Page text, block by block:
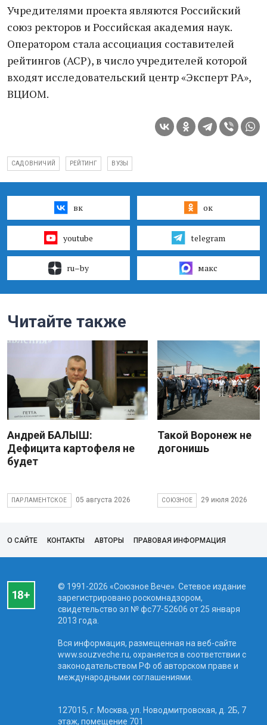
Учредителями проекта являются Российский
союз ректоров и Российская академия наук.
Оператором стала ассоциация составителей
рейтингов (АСР), в число учредителей которой
входят исследовательский центр «Эксперт РА»,
ВЦИОМ.
САДОВНИЧИЙ РЕЙТИНГ ВУЗЫ
вк ок
youtube telegram
ru–by макс
Читайте также
Андрей БАЛЫШ:
Дефицита картофеля не
будет
ПАРЛАМЕНТСКОЕ 05 августа 2026
Такой Воронеж не
догонишь
СОЮЗНОЕ 29 июля 2026
О САЙТЕ КОНТАКТЫ АВТОРЫ ПРАВОВАЯ ИНФОРМАЦИЯ
© 1991-2026 «Союзное Вече». Сетевое издание
зарегистрировано роскомнадзором,
свидетельство эл № фc77-52606 от 25 января
2013 года.
Вся информация, размещенная на веб-сайте
www.souzveche.ru, охраняется в соответствии с
законодательством РФ об авторском праве и
международными соглашениями.
127015, г. Москва, ул. Новодмитровская, д. 2Б, 7
этаж, помещение 701